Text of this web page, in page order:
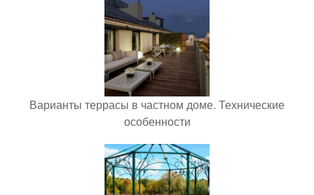
Варианты террасы в частном доме. Технические
особенности